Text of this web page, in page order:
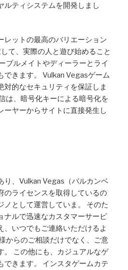
ルティシステムを開発しまし
レットの最高のバリエーション
て、実際の人と遊び始めること
ブルメイトやディーラーとライ
できます。 Vulkan Vegasゲーム
対的なセキュリティを保証しま
は、暗号化キーによる暗号化を
ーヤーからサイトに直接発生し
り、Vulkan Vegas（バルカンベ
のライセンスを取得しているの
ノとして運営していま。 そのた
ナルで迅速なカスタマーサービ
、いつでもご連絡いただけるよ
からのご相談だけでなく、ご意
。 この他にも、カジュアルなゲ
できます。 インスタゲームカテ